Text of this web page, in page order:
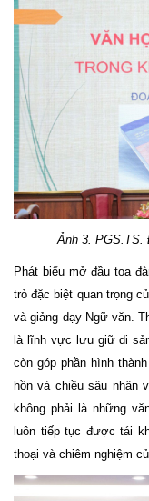
Ảnh 3 PGS.TS
Phát biểu mở đầu tọa
trò đặc biệt quan trọng
và giảng dạy Ngữ văn.
là lĩnh vực lưu giữ di
còn góp phần hình
hồn và chiều sâu nhân
không phải là những
luôn tiếp tục được tái
thoại và chiêm nghiệm